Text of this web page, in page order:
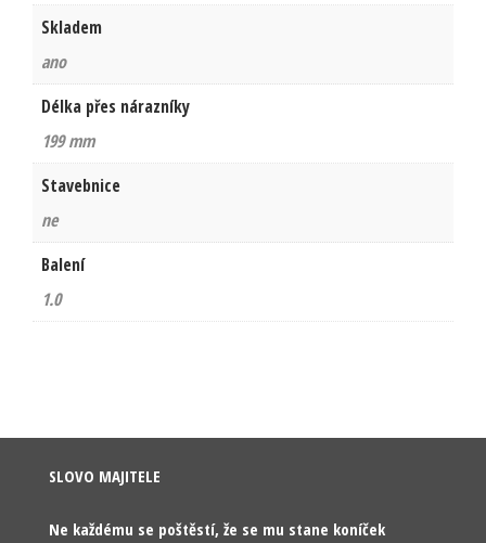
Skladem
ano
Délka přes nárazníky
199 mm
Stavebnice
ne
Balení
1.0
SLOVO MAJITELE
Ne každému se poštěstí, že se mu stane koníček